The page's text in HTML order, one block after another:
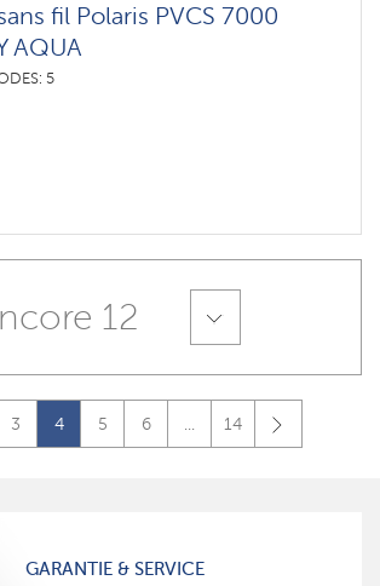
fil Polaris PVCS 7000
AQUA
5
12
3 4 5 6 ... 14
GARANTIE & SERVICE